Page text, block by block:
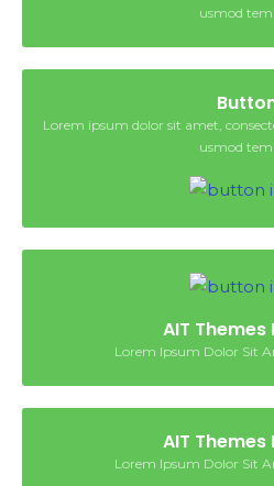
usmod
Lorem ipsum dolor sit amet,
usmod
AIT
Lorem Ipsum Dolor Sit
AIT
Lorem Ipsum Dolor Sit